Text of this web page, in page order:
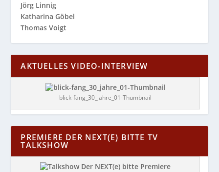
Jörg Linnig
Katharina Göbel
Thomas Voigt
AKTUELLES VIDEO-INTERVIEW
blick-fang_30_jahre_01-Thumbnail
PREMIERE DER NEXT(E) BITTE TV
TALKSHOW